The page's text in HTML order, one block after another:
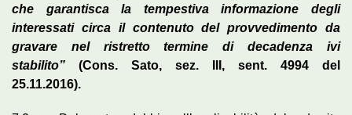
che garantisca la tempestiva informazione degli
interessati circa il contenuto del provvedimento da
gravare nel ristretto termine di decadenza ivi
stabilito” (Cons. Sato, sez. III, sent. 4994 del
25.11.2016).